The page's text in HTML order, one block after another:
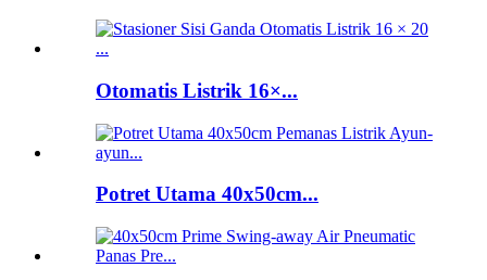
Otomatis Listrik 16×...
Potret Utama 40x50cm...